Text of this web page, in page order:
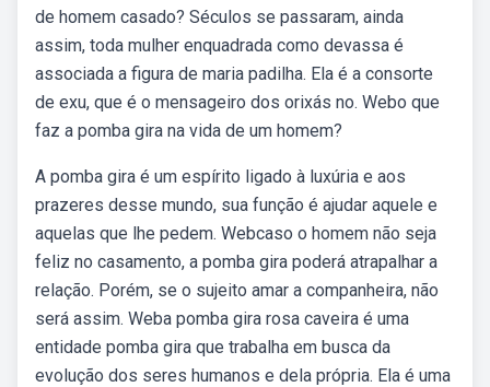
de homem casado? Séculos se passaram, ainda
assim, toda mulher enquadrada como devassa é
associada a figura de maria padilha. Ela é a consorte
de exu, que é o mensageiro dos orixás no. Webo que
faz a pomba gira na vida de um homem?
A pomba gira é um espírito ligado à luxúria e aos
prazeres desse mundo, sua função é ajudar aquele e
aquelas que lhe pedem. Webcaso o homem não seja
feliz no casamento, a pomba gira poderá atrapalhar a
relação. Porém, se o sujeito amar a companheira, não
será assim. Weba pomba gira rosa caveira é uma
entidade pomba gira que trabalha em busca da
evolução dos seres humanos e dela própria. Ela é uma